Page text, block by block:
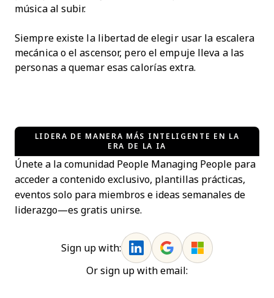
música al subir.
Siempre existe la libertad de elegir usar la escalera
mecánica o el ascensor, pero el empuje lleva a las
personas a quemar esas calorías extra.
LIDERA DE MANERA MÁS INTELIGENTE EN LA
ERA DE LA IA
Únete a la comunidad People Managing People para
acceder a contenido exclusivo, plantillas prácticas,
eventos solo para miembros e ideas semanales de
liderazgo—es gratis unirse.
Sign up with:
Or sign up with email: